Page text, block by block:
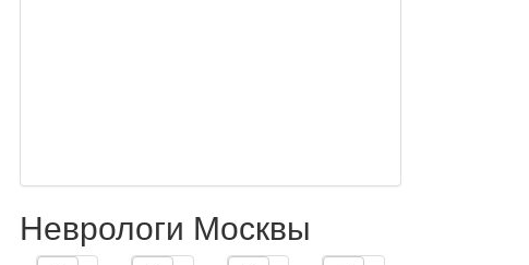
Неврологи Москвы